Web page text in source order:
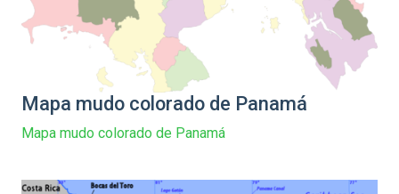
Mapa mudo colorado de Panamá
Mapa mudo colorado de Panamá